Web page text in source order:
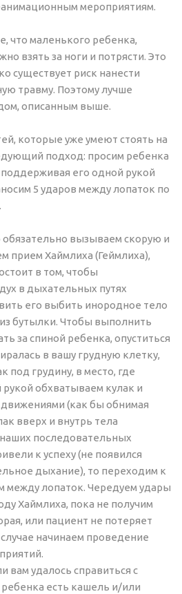
мероприятиям.
что маленького ребенка,
взять за ноги и потрясти. Это
существует риск нанести
травму. Поэтому лучше
описанным выше.
которые уже умеют стоять на
подход: просим ребенка
его одной рукой
5 ударов между лопаток по
обязательно вызываем скорую и
прием Хаймлиха (Геймлиха),
в том, чтобы
в дыхательных путях
его выбить инородное тело
бутылки. Чтобы выполнить
за спиной ребенка, опуститься
в вашу грудную клетку,
под грудину, в место, где
рукой обхватываем кулак и
(как бы обнимая
вверх и внутрь тела
последовательных
к успеху (не появился
дыхание), то переходим к
между лопаток. Чередуем удары
Хаймлиха, пока не получим
или пациент не потеряет
начинаем проведение
вам удалось справиться с
есть кашель и/или